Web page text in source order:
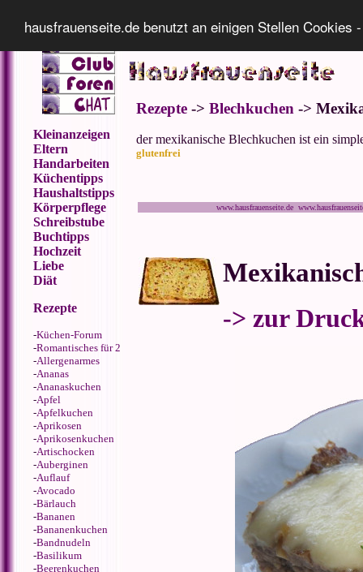
hausfrauenseite.de benutzt an einigen Stellen
Kleinanzeigen
Eltern
Handarbeiten
Küchentipps
Haushaltstipps
Körperpflege
Schreibstube
Buchtipps
Hochzeit
Liebe
Diät
Rezepte
-Küchen-Forum
-Romantisches für 2
-Allergenarmes
-Ananas
-Ananaskuchen
-Apfel
-Apfelkuchen
-Aprikosen
-Aprikosenkuchen
-Artischocken
-Auberginen
-Auflauf
-Avocado
-Bärlauch
-Bananen
-Bananenkuchen
-Bandnudeln
-Basilikum
-Beerenkuchen
Rezepte -> Blechkuchen ->
der mexikanische Blechkuchen ist ein
glutenfrei
www.hausfrauenseite.de
-> zur